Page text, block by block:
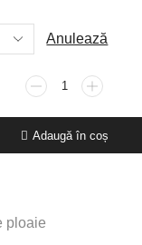
Anulează
Cantitate
Neptun
Adaugă în coș
ploaie